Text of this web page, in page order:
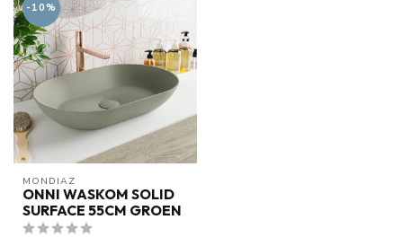
-10%
MONDIAZ
ONNI WASKOM SOLID
SURFACE 55CM GROEN